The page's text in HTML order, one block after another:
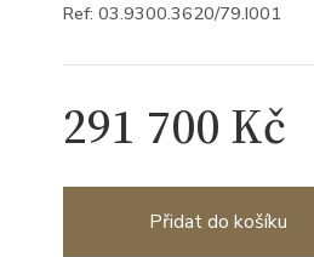
Ref: 03.9300.3620/79.I001
291 700 Kč
Přidat do košíku